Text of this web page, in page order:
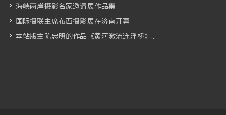
海峡两岸摄影名家邀请展作品集
国际摄联主席布西摄影展在济南开幕
本站版主陈忠明的作品《黄河激流连浮桥》...